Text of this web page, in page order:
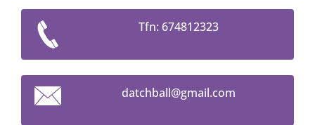
Tfn: 674812323
datchball@gmail.com